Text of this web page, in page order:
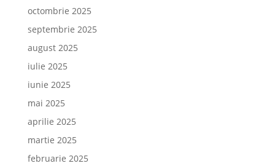
octombrie 2025
septembrie 2025
august 2025
iulie 2025
iunie 2025
mai 2025
aprilie 2025
martie 2025
februarie 2025